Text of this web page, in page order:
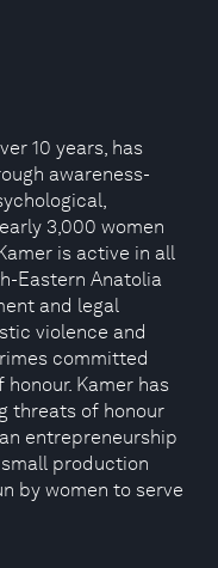
10 years, has
awareness-
3,000 women
is active in all
Eastern Anatolia
and legal
violence and
committed
Kamer has
threats of honour
entrepreneurship
production
by women to serve